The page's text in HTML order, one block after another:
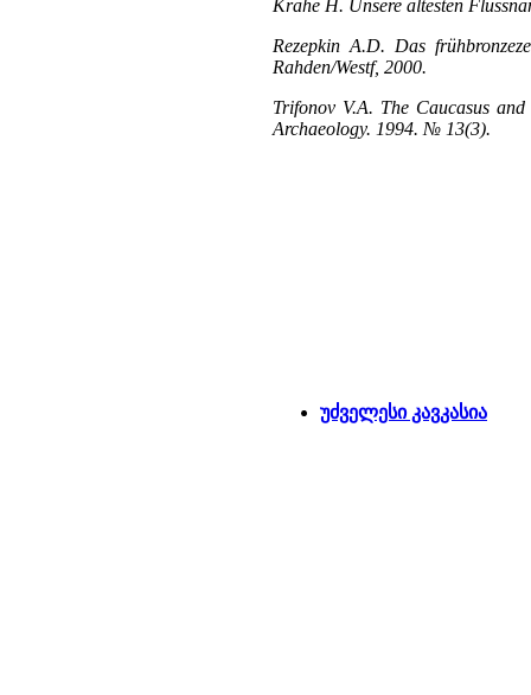
Krahe H. Unsere ältesten
Rezepkin A.D. Das
Rahden/Westf, 2000.
Trifonov V.A. The Caucasus
Archaeology. 1994. № 13(3).
უძველესი კავკასია